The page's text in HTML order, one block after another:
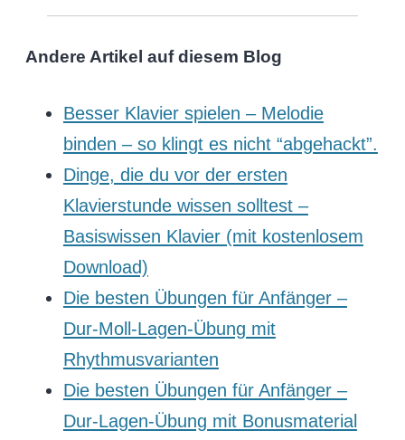
Andere Artikel auf diesem Blog
Besser Klavier spielen – Melodie
binden – so klingt es nicht “abgehackt”.
Dinge, die du vor der ersten
Klavierstunde wissen solltest –
Basiswissen Klavier (mit kostenlosem
Download)
Die besten Übungen für Anfänger –
Dur-Moll-Lagen-Übung mit
Rhythmusvarianten
Die besten Übungen für Anfänger –
Dur-Lagen-Übung mit Bonusmaterial